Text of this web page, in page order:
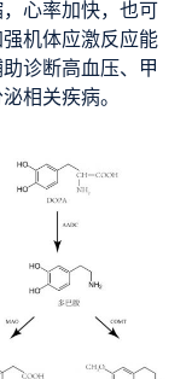
心率加快，也可
机体应激反应能
诊断高血压、甲
相关疾病。